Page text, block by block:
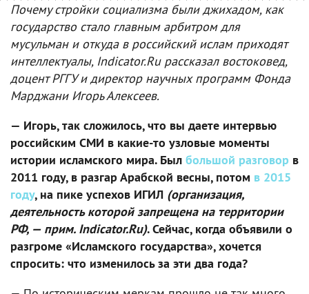
Почему стройки социализма были джихадом, как
государство стало главным арбитром для
мусульман и откуда в российский ислам приходят
интеллектуалы, Indicator.Ru рассказал востоковед,
доцент РГГУ и директор научных программ Фонда
Марджани Игорь Алексеев.
— Игорь, так сложилось, что вы даете интервью
российским СМИ в какие-то узловые моменты
истории исламского мира. Был большой разговор в
2011 году, в разгар Арабской весны, потом в 2015
году, на пике успехов ИГИЛ (организация,
деятельность которой запрещена на территории
РФ, — прим. Indicator.Ru). Сейчас, когда объявили о
разгроме «Исламского государства», хочется
спросить: что изменилось за эти два года?